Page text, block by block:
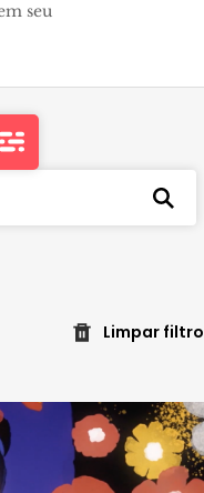
seu
Limpar filtro